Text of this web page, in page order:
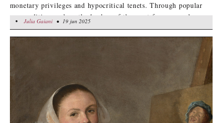
monetary privileges and hypocritical tenets. Through popular
personalities, such as the leaders of the most famous punk
groups, post-World War II youth began to feel represented in
their anger and desire to break free from a suffocating
Julia Gaiani• 19 jun 2025
•Julia Gaiani • 19 jun 2025